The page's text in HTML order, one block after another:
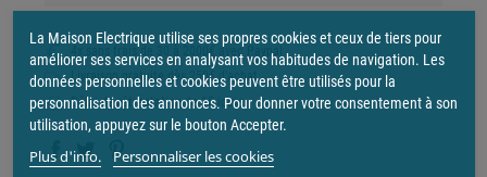
4x sans frais de 30 à 2000€ avec Paypal
Livraison gratuite dès 250€ d'achat
Délai de rétractation de 15 jours
La Maison Electrique utilise ses propres cookies et ceux de tiers pour
améliorer ses services en analysant vos habitudes de navigation. Les
données personnelles et cookies peuvent être utilisés pour la
personnalisation des annonces. Pour donner votre consentement à son
utilisation, appuyez sur le bouton Accepter.
Plus d'info. Personnaliser les cookies